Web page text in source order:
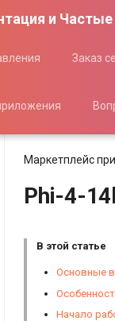
и
Заказ
Маркетплейс
Phi-4-
В этой статье
Основные
Начало